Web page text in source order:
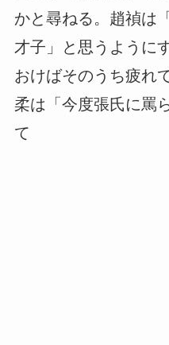
かと尋ねる。趙禎は
才子」と思うように
おけばそのうち疲れ
柔は「今度張氏に罵
て